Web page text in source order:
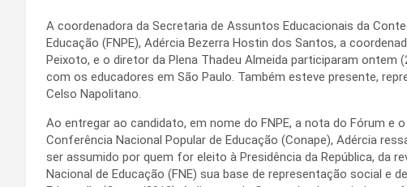
A coordenadora da Secretaria de Assuntos Educacionais da
Educação (FNPE), Adércia Bezerra Hostin dos Santos, a
Peixoto, e o diretor da Plena Thadeu Almeida participaram ontem
com os educadores em São Paulo. Também esteve presente,
Celso Napolitano.
Ao entregar ao candidato, em nome do FNPE, a nota do Fórum e
Conferência Nacional Popular de Educação (Conape), Adércia
ser assumido por quem for eleito à Presidência da República, da
Nacional de Educação (FNE) sua base de representação social e